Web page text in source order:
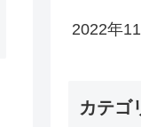
2022年
カテゴ